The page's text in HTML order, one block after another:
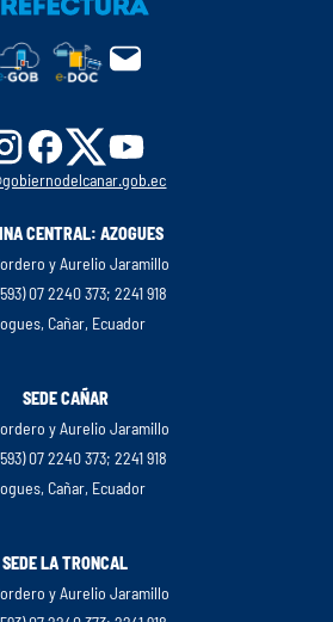
CENTRAL: AZOGUES
y Aurelio Jaramillo
07 2240 373; 2241 918
Cañar, Ecuador
SEDE CAÑAR
y Aurelio Jaramillo
07 2240 373; 2241 918
Cañar, Ecuador
SEDE LA TRONCAL
y Aurelio Jaramillo